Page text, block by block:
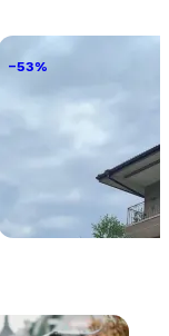
−53%
Eco House Kitana
Аспарухово 88 € /